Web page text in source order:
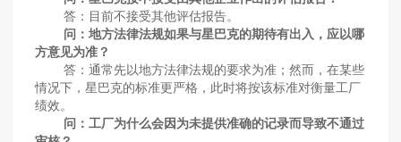
答：目前不接受其他评估报告。
问：地方法律法规如果与星巴克的期待有出入，应以哪
方意见为准？
答：通常先以地方法律法规的要求为准；然而，在某些
情况下，星巴克的标准更严格，此时将按该标准对衡量工厂
绩效。
问：工厂为什么会因为未提供准确的记录而导致不通过